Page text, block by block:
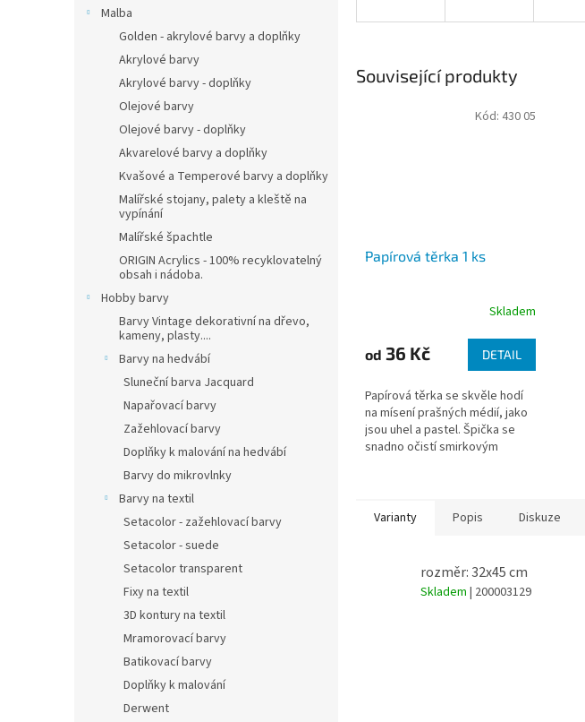
Malba
Golden - akrylové barvy a doplňky
Akrylové barvy
Akrylové barvy - doplňky
Olejové barvy
Olejové barvy - doplňky
Akvarelové barvy a doplňky
Kvašové a Temperové barvy a doplňky
Malířské stojany, palety a kleště na
vypínání
Malířské špachtle
ORIGIN Acrylics - 100% recyklovatelný
obsah i nádoba.
Hobby barvy
Barvy Vintage dekorativní na dřevo,
kameny, plasty....
Barvy na hedvábí
Sluneční barva Jacquard
Napařovací barvy
Zažehlovací barvy
Doplňky k malování na hedvábí
Barvy do mikrovlnky
Barvy na textil
Setacolor - zažehlovací barvy
Setacolor - suede
Setacolor transparent
Fixy na textil
3D kontury na textil
Mramorovací barvy
Batikovací barvy
Doplňky k malování
Derwent
Související produkty
Papírová těrka 1 ks
Skladem
od 36 Kč DETAIL
Papírová těrka se skvěle hodí
na mísení prašných médií, jako
jsou uhel a pastel. Špička se
snadno očistí smirkovým
Kód: 430 05
Varianty Popis Diskuze
rozměr: 32x45 cm
Skladem | 200003129